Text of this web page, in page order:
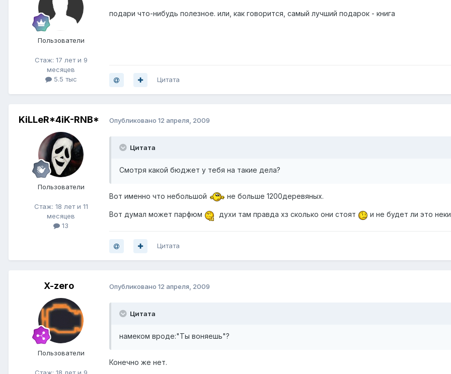
Пользователи
Стаж: 17 лет и 9
месяцев
5.5 тыс
подари что-нибудь полезное. или, как говорится, самый лучший подарок - книга
Цитата
KiLLeR*4iK-RNB*
Пользователи
Стаж: 18 лет и 11
месяцев
13
Опубликовано 12 апреля, 2009
Цитата
Смотря какой бюджет у тебя на такие дела?
Вот именно что небольшой не больше 1200деревяных.
Вот думал может парфюм духи там правда хз сколько они стоят и не будет ли это
Цитата
X-zero
Пользователи
Опубликовано 12 апреля, 2009
Цитата
намеком вроде:"Ты воняешь"?
Конечно же нет.